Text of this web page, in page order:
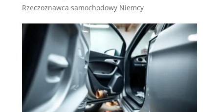
Rzeczoznawca samochodowy Niemcy